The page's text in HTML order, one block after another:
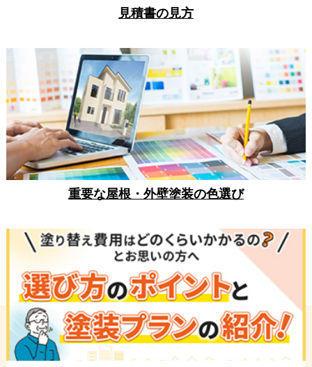
見積書の見方
重要な屋根・外壁塗装の色選び